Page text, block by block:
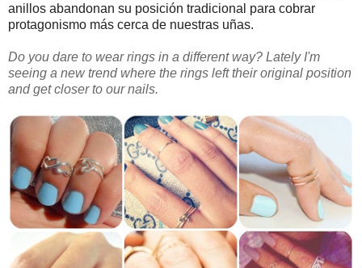
anillos abandonan su posición tradicional para cobrar
protagonismo más cerca de nuestras uñas.
Do you dare to wear rings in a different way? Lately I'm
seeing a new trend where the rings left their original position
and get closer to our nails.